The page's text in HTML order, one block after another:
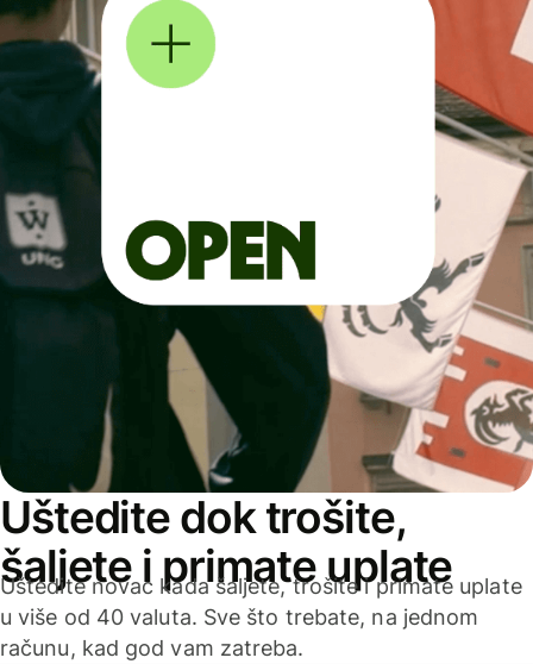
Uštedite dok trošite,
šaljete i primate uplate
Uštedite novac kada šaljete, trošite i primate uplate
u više od 40 valuta. Sve što trebate, na jednom
računu, kad god vam zatreba.